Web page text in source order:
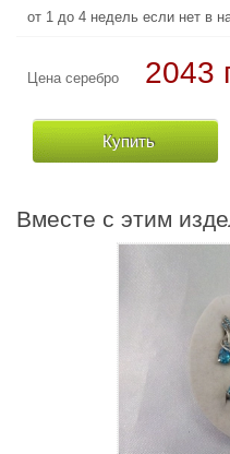
от 1 до 4 недель если нет в
Цена серебро 2043
Купить
Вместе с этим